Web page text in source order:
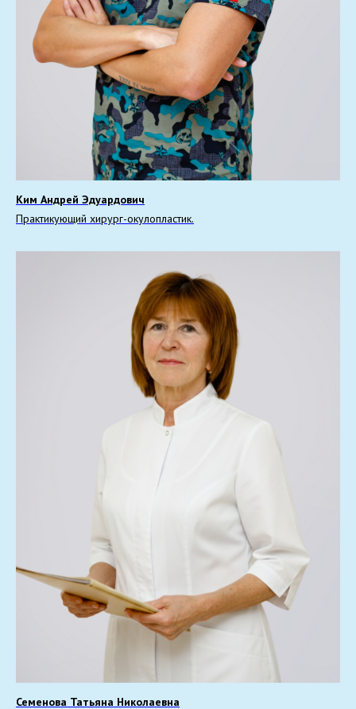
Ким Андрей Эдуардович
Практикующий хирург-окулопластик.
Семенова Татьяна Николаевна